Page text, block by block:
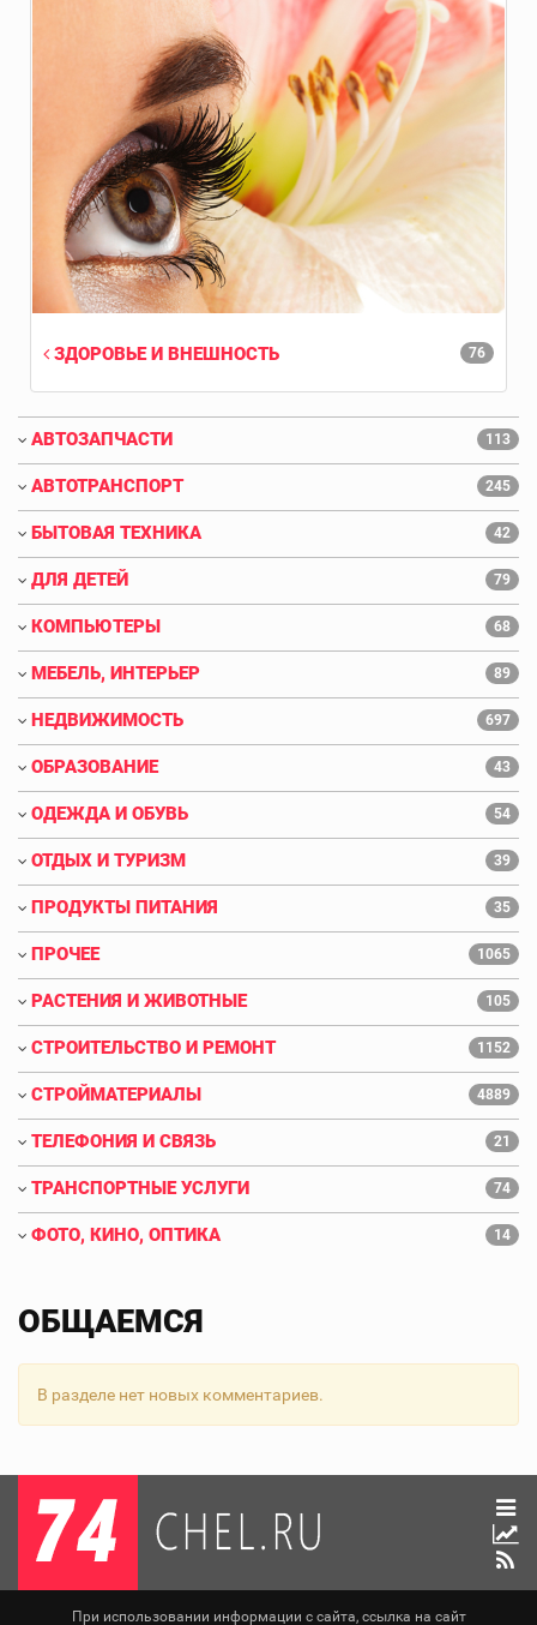
76
ЗДОРОВЬЕ И ВНЕШНОСТЬ
АВТОЗАПЧАСТИ 113
АВТОТРАНСПОРТ 245
БЫТОВАЯ ТЕХНИКА 42
ДЛЯ ДЕТЕЙ 79
КОМПЬЮТЕРЫ 68
МЕБЕЛЬ, ИНТЕРЬЕР 89
НЕДВИЖИМОСТЬ 697
ОБРАЗОВАНИЕ 43
ОДЕЖДА И ОБУВЬ 54
ОТДЫХ И ТУРИЗМ 39
ПРОДУКТЫ ПИТАНИЯ 35
ПРОЧЕЕ 1065
РАСТЕНИЯ И ЖИВОТНЫЕ 105
СТРОИТЕЛЬСТВО И РЕМОНТ 1152
СТРОЙМАТЕРИАЛЫ 4889
ТЕЛЕФОНИЯ И СВЯЗЬ 21
ТРАНСПОРТНЫЕ УСЛУГИ 74
ФОТО, КИНО, ОПТИКА 14
ОБЩАЕМСЯ
В разделе нет новых комментариев.
При использовании информации с сайта, ссылка на сайт